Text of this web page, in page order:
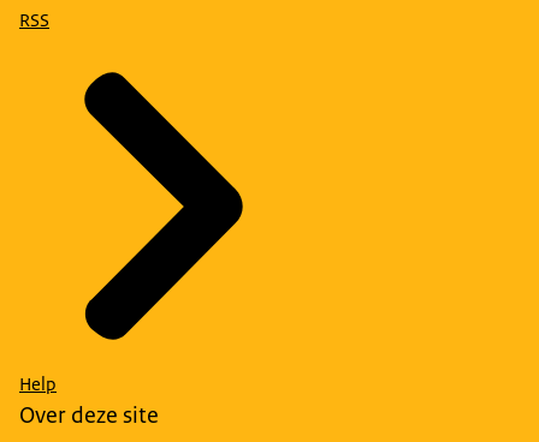
RSS
Help
Over deze site